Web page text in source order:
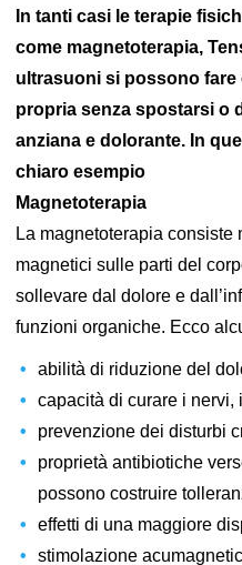
In tanti casi le terapie
come magnetoterapia,
ultrasuoni si possono fare
propria senza spostarsi o
anziana e dolorante. In
chiaro esempio
Magnetoterapia
La magnetoterapia consiste
magnetici sulle parti del
sollevare dal dolore e
funzioni organiche. Ecco
abilità di riduzione del
capacità di curare i nervi,
prevenzione dei disturbi
proprietà antibiotiche
possono costruire
effetti di una maggiore
stimolazione